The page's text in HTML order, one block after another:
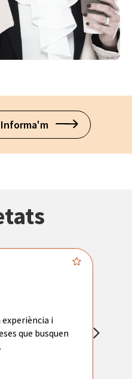
Informa'm
i
que busquen